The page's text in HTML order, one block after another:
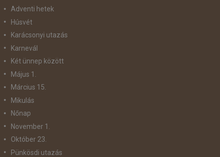
Adventi hetek
Húsvét
Karácsonyi utazás
Karnevál
Két ünnep között
Május 1.
Március 15.
Mikulás
Nőnap
November 1.
Október 23.
Pünkösdi utazás